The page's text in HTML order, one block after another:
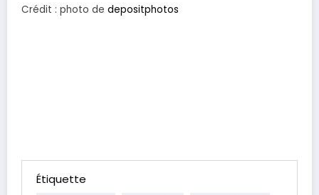
Crédit : photo de depositphotos
Étiquette